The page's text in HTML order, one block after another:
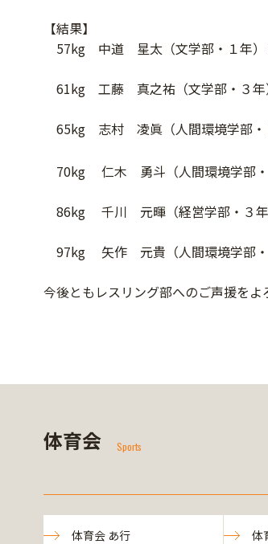
【結果】
57kg 中道 星太（文学部・１年）
61kg 工藤 真之祐（文学部・３年
65kg 志村 凌眞（人間環境学部・
70kg 仁木 勇斗（人間環境学部
86kg 千川 元暉（経営学部・３
97kg 矢作 元貴（人間環境学部・
今後ともレスリング部へのご声援をよ
体育会 Sports
体育会 あ行 体